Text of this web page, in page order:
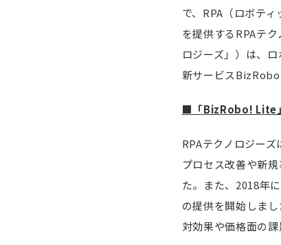
で、RPA（ロボテ
を提供するRPAテ
ロジーズ」）は、
新サービス
■「BizRobo! Lite 」
RPAテクノロジー
プロセス改善や新
た。また、2018年
の提供を開始しま
対効果や価格面の